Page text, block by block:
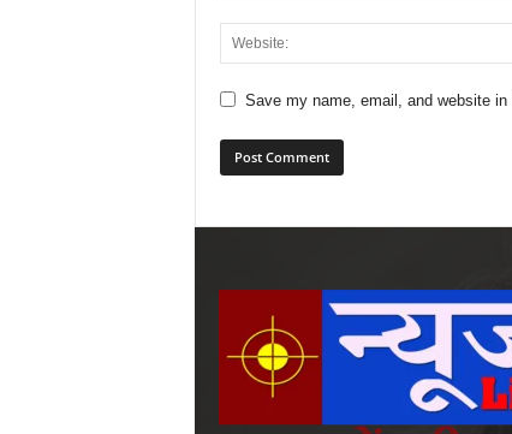
Save my name, email, and website